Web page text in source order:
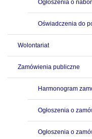
Ogłoszenia o
Oświadczenia do
Wolontariat
Zamówienia publiczne
Harmonogram
Ogłoszenia o
Ogłoszenia o